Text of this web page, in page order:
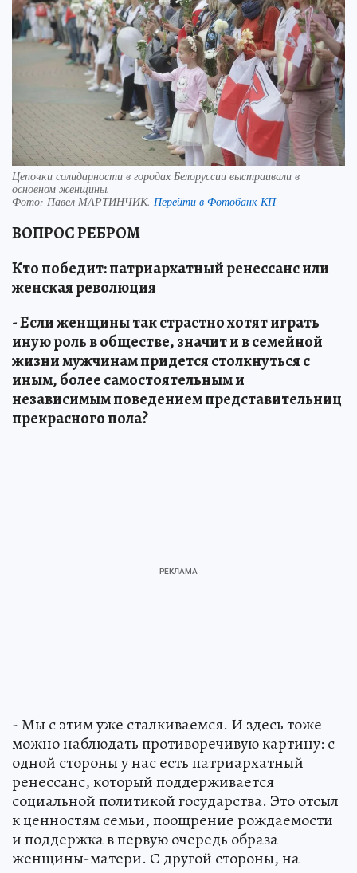
Цепочки солидарности в городах Белоруссии выстраивали в
основном женщины.
Фото: Павел МАРТИНЧИК. Перейти в Фотобанк КП
ВОПРОС РЕБРОМ
Кто победит: патриархатный ренессанс или
женская революция
- Если женщины так страстно хотят играть
иную роль в обществе, значит и в семейной
жизни мужчинам придется столкнуться с
иным, более самостоятельным и
независимым поведением представительниц
прекрасного пола?
- Мы с этим уже сталкиваемся. И здесь тоже
можно наблюдать противоречивую картину: с
одной стороны у нас есть патриархатный
ренессанс, который поддерживается
социальной политикой государства. Это отсыл
к ценностям семьи, поощрение рождаемости
и поддержка в первую очередь образа
женщины-матери. С другой стороны, на